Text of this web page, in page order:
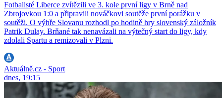
Fotbalisté Liberce zvítězili ve 3. kole první ligy v Brně nad
Zbrojovkou 1:0 a připravili nováčkovi soutěže první porážku v
soutěži. O výhře Slovanu rozhodl po hodině hry slovenský záložník
Patrik Dulay. Brňané tak nenavázali na výtečný start do ligy, kdy
zdolali Spartu a remizovali v Plzni.
Aktuálně.cz - Sport
dnes, 19:15